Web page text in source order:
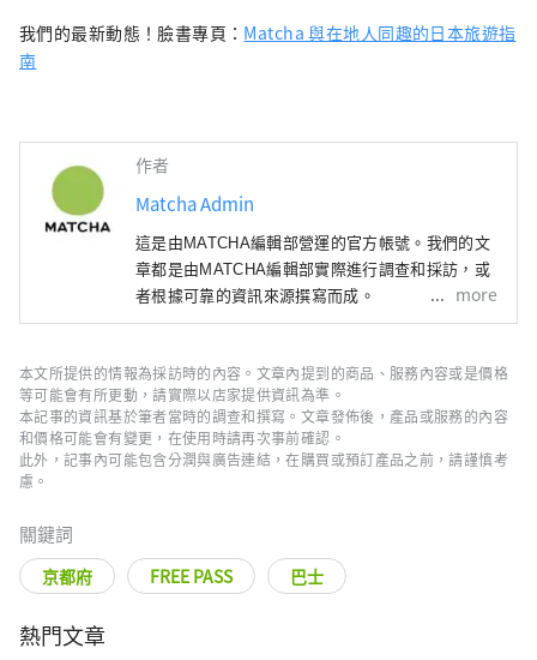
我們的最新動態！臉書專頁： Matcha 與在地人同趣的日本旅遊指
南
作者
Matcha Admin
這是由MATCHA編輯部營運的官方帳號。我們的文
章都是由MATCHA編輯部實際進行調查和採訪，或
者根據可靠的資訊來源撰寫而成。
more
本文所提供的情報為採訪時的內容。文章內提到的商品、服務內容或是價格
等可能會有所更動，請實際以店家提供資訊為準。
本記事的資訊基於筆者當時的調查和撰寫。文章發佈後，產品或服務的內容
和價格可能會有變更，在使用時請再次事前確認。
此外，記事內可能包含分潤與廣告連結，在購買或預訂產品之前，請謹慎考
慮。
關鍵詞
京都府 FREE PASS 巴士
熱門文章